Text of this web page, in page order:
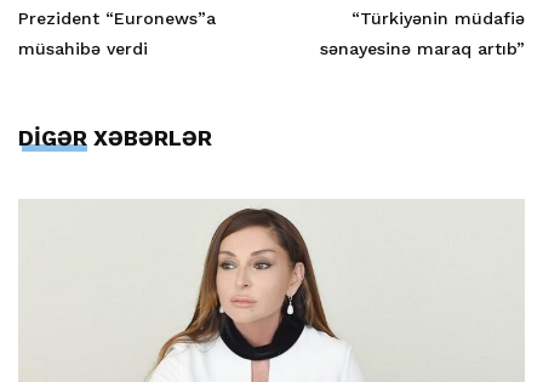
Prezident “Euronews”a
müsahibə verdi
“Türkiyənin müdafiə
sənayesinə maraq artıb”
DİGƏR XƏBƏRLƏR